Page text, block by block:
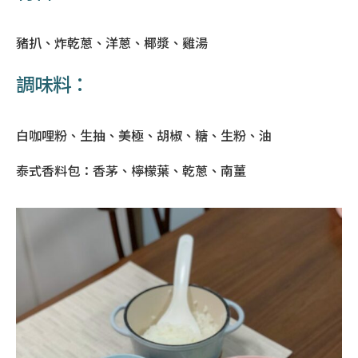
豬扒、炸乾蔥 、 洋蔥 、椰漿、雞湯
調味料：
白咖哩粉、生抽、美極、胡椒、糖、生粉、油
泰式香料包：香茅、檸檬葉、乾蔥、南薑